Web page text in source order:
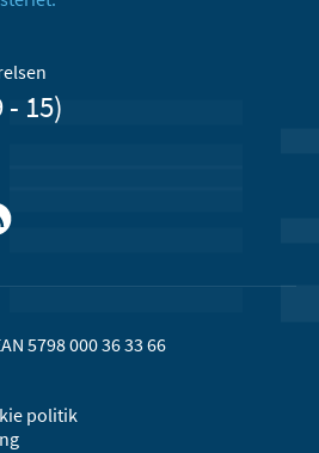
- 15)
5798 000 36 33 66
politik